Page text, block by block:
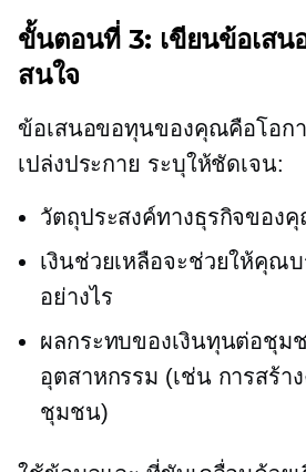
ขั้นตอนที่ 3: เขียนข้อเส
สนใจ
ข้อเสนอขอทุนของคุณคือโอก
เปล่งประกาย ระบุให้ชัดเจน:
วัตถุประสงค์ทางธุรกิจของ
เงินช่วยเหลือจะช่วยให้คุณ
อย่างไร
ผลกระทบของเงินทุนต่อชุม
อุตสาหกรรม (เช่น การสร้า
ชุมชน)